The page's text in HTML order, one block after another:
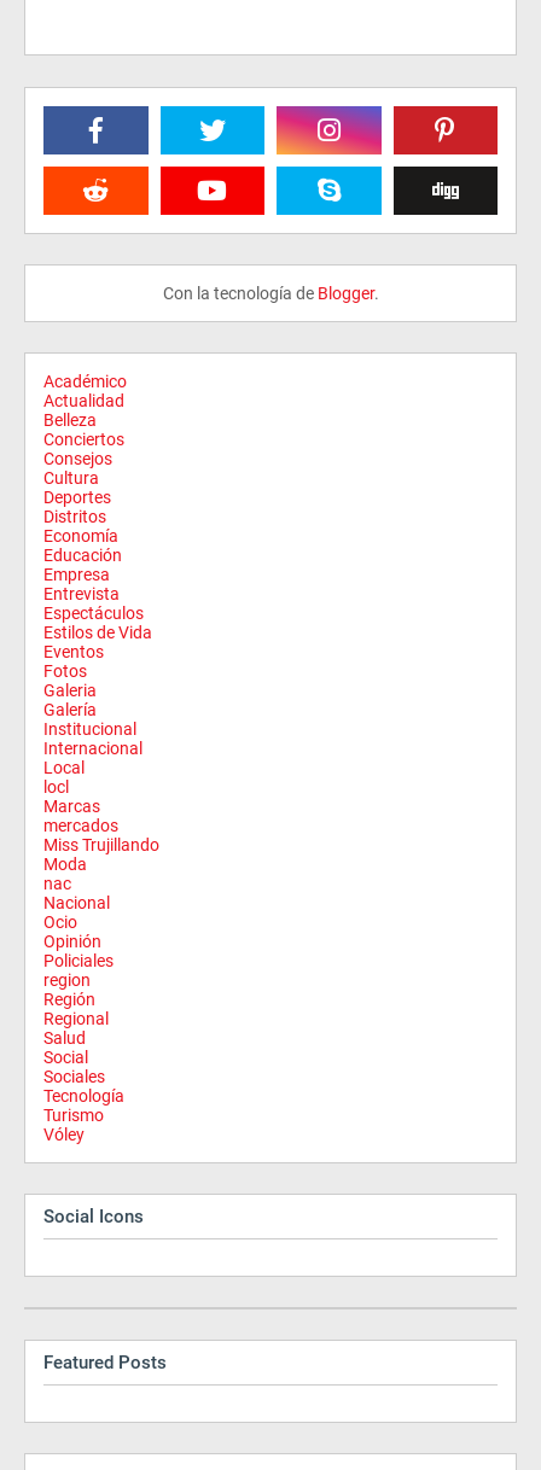
Con la tecnología de Blogger.
Académico
Actualidad
Belleza
Conciertos
Consejos
Cultura
Deportes
Distritos
Economía
Educación
Empresa
Entrevista
Espectáculos
Estilos de Vida
Eventos
Fotos
Galeria
Galería
Institucional
Internacional
Local
locl
Marcas
mercados
Miss Trujillando
Moda
nac
Nacional
Ocio
Opinión
Policiales
region
Región
Regional
Salud
Social
Sociales
Tecnología
Turismo
Vóley
Social Icons
Featured Posts